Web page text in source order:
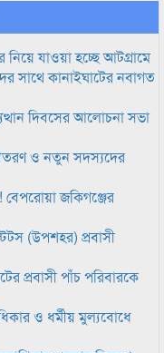
যাওয়া হচ্ছে আটগ্রামে
সাথে কানাইঘাটের নবাগত
দিবসের আলোচনা সভা
ও নতুন সদস্যদের
জকিগঞ্জের
(উপশহর) প্রবাসী
প্রবাসী পাঁচ পরিবারকে
ও ধর্মীয় মুল্যবোধে